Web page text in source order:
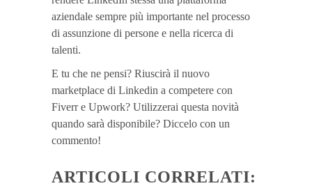
aziendale sempre più importante nel processo
di assunzione di persone e nella ricerca di
talenti.
E tu che ne pensi? Riuscirà il nuovo
marketplace di Linkedin a competere con
Fiverr e Upwork? Utilizzerai questa novità
quando sarà disponibile? Diccelo con un
commento!
ARTICOLI CORRELATI: